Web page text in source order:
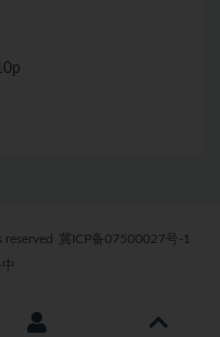
reserved
冀ICP备07500027号-1